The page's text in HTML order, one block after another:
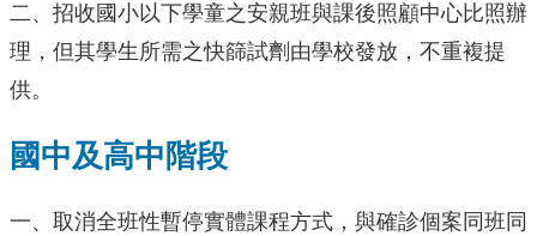
二、招收國小以下學童之安親班與課後照顧中心比照辦
理，但其學生所需之快篩試劑由學校發放，不重複提
供。
國中及高中階段
一、取消全班性暫停實體課程方式，與確診個案同班同